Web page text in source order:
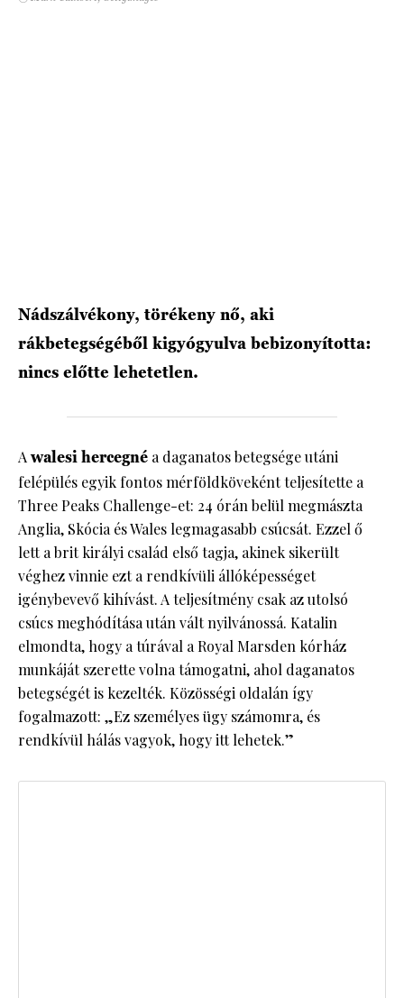
Nádszálvékony, törékeny nő, aki
rákbetegségéből kigyógyulva bebizonyította:
nincs előtte lehetetlen.
Awalesi hercegné a daganatos betegsége utáni
felépülés egyik fontos mérföldköveként teljesítette a
Three Peaks Challenge-et: 24 órán belül megmászta
Anglia, Skócia és Wales legmagasabb csúcsát. Ezzel ő
lett a brit királyi család első tagja, akinek sikerült
véghez vinnie ezt a rendkívüli állóképességet
igénybevevő kihívást. A teljesítmény csak az utolsó
csúcs meghódítása után vált nyilvánossá. Katalin
elmondta, hogy a túrával a Royal Marsden kórház
munkáját szerette volna támogatni, ahol daganatos
betegségét is kezelték. Közösségi oldalán így
fogalmazott: „Ez személyes ügy számomra, és
rendkívül hálás vagyok, hogy itt lehetek.”